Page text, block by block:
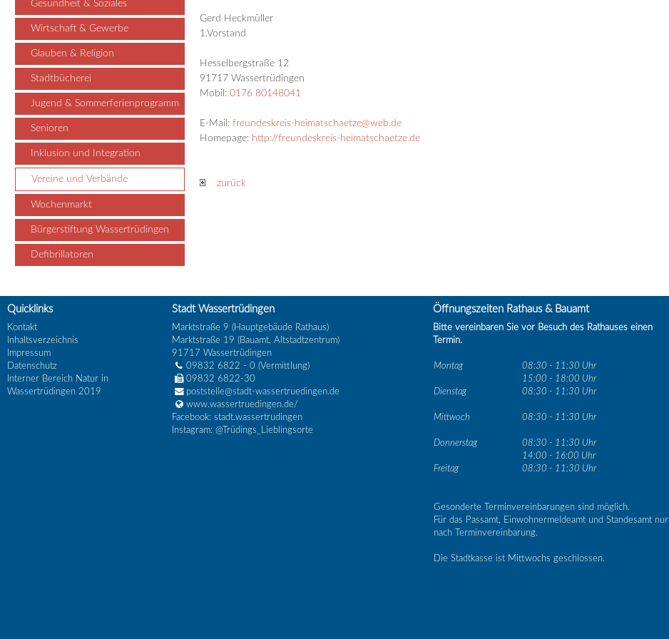
Gesundheit & Soziales
Wirtschaft & Gewerbe
Glauben & Religion
Stadtbücherei
Jugend & Sommerferienprogramm
Senioren
Inklusion und Integration
Vereine und Verbände
Wochenmarkt
Bürgerstiftung Wassertrüdingen
Defibrillatoren
Gerd Heckmüller
1.Vorstand
Hesselbergstraße 12
91717 Wassertrüdingen
Mobil: 0176 80148041
E-Mail: freundeskreis-heimatschaetze@web.de
Homepage: http://freundeskreis-heimatschaetze.de
zurück
Quicklinks
Kontakt
Inhaltsverzeichnis
Impressum
Datenschutz
Interner Bereich Natur in
Wassertrüdingen 2019
Stadt Wassertrüdingen
Marktstraße 9 (Hauptgebäude Rathaus)
Marktstraße 19 (Bauamt, Altstadtzentrum)
91717 Wassertrüdingen
09832 6822 - 0 (Vermittlung)
09832 6822-30
poststelle@stadt-wassertruedingen.de
www.wassertruedingen.de/
Facebook: stadt.wassertrudingen
Instagram: @Trüdings_Lieblingsorte
Öffnungszeiten Rathaus & Bauamt
Bitte vereinbaren Sie vor Besuch des Rathauses einen
Termin.
Montag
08:30 - 11:30 Uhr
15:00 - 18:00 Uhr
Dienstag
08:30 - 11:30 Uhr
Mittwoch 08:30 - 11:30 Uhr
Donnerstag
08:30 - 11:30 Uhr
14:00 - 16:00 Uhr
Freitag
08:30 - 11:30 Uhr
Gesonderte Terminvereinbarungen sind möglich.
Für das Passamt, Einwohnermeldeamt und Standesamt nur
nach Terminvereinbarung.
Die Stadtkasse ist Mittwochs geschlossen.